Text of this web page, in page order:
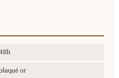
or